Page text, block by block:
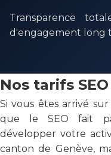
Transparence
d'engagement long
Nos tarifs
Si vous êtes arrivé
que le SEO fait
développer votre
canton de Genève,